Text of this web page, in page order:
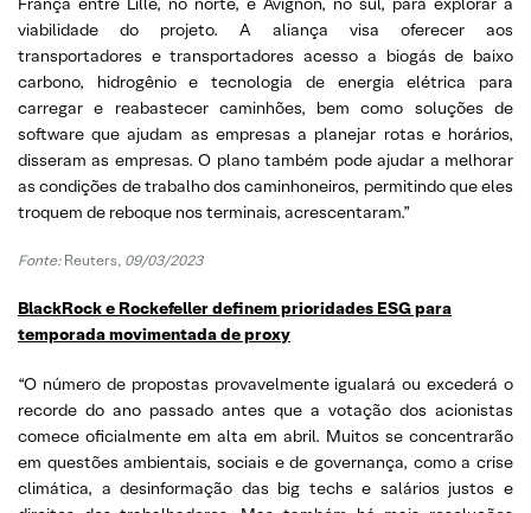
viabilidade do projeto. A aliança visa oferecer aos
transportadores e transportadores acesso a biogás de baixo
carbono, hidrogênio e tecnologia de energia elétrica para
carregar e reabastecer caminhões, bem como soluções de
software que ajudam as empresas a planejar rotas e horários,
disseram as empresas. O plano também pode ajudar a melhorar
as condições de trabalho dos caminhoneiros, permitindo que eles
troquem de reboque nos terminais, acrescentaram.”
Fonte: Reuters, 09/03/2023
BlackRock e Rockefeller definem prioridades ESG para
temporada movimentada de proxy
“O número de propostas provavelmente igualará ou excederá o
recorde do ano passado antes que a votação dos acionistas
comece oficialmente em alta em abril. Muitos se concentrarão
em questões ambientais, sociais e de governança, como a crise
climática, a desinformação das big techs e salários justos e